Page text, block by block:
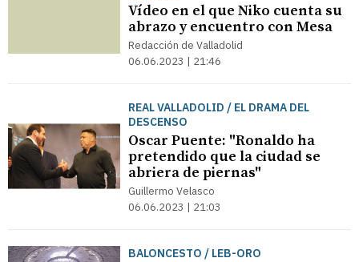
Vídeo en el que Niko cuenta su
abrazo y encuentro con Mesa
Redacción de Valladolid
06.06.2023 | 21:46
REAL VALLADOLID / EL DRAMA DEL
DESCENSO
Oscar Puente: "Ronaldo ha
pretendido que la ciudad se
abriera de piernas"
Guillermo Velasco
06.06.2023 | 21:03
BALONCESTO / LEB-ORO